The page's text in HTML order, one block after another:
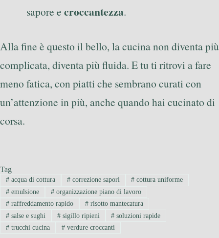
sapore e croccantezza.
Alla fine è questo il bello, la cucina non diventa più
complicata, diventa più fluida. E tu ti ritrovi a fare
meno fatica, con piatti che sembrano curati con
un’attenzione in più, anche quando hai cucinato di
corsa.
Tag
#acqua di cottura #correzione sapori # cottura uniforme
#emulsione #organizzazione piano di lavoro
#raffreddamento rapido #risotto mantecatura
#salse e sughi #sigillo ripieni # soluzioni rapide
#trucchi cucina #verdure croccanti